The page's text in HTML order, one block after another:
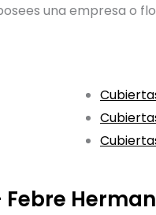
una empresa o